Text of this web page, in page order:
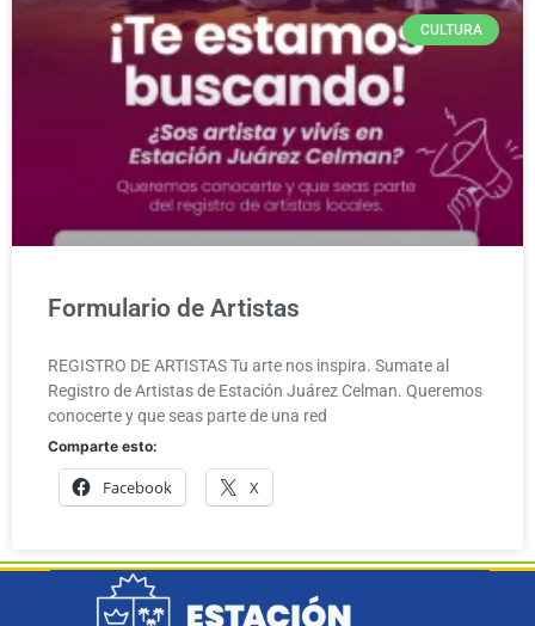
CULTURA
Formulario de Artistas
REGISTRO DE ARTISTAS Tu arte nos inspira. Sumate al
Registro de Artistas de Estación Juárez Celman. Queremos
conocerte y que seas parte de una red
Comparte esto:
Facebook X